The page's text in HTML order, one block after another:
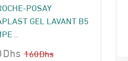
POSAY
GEL LAVANT B5
..
160Dhs
Dhs